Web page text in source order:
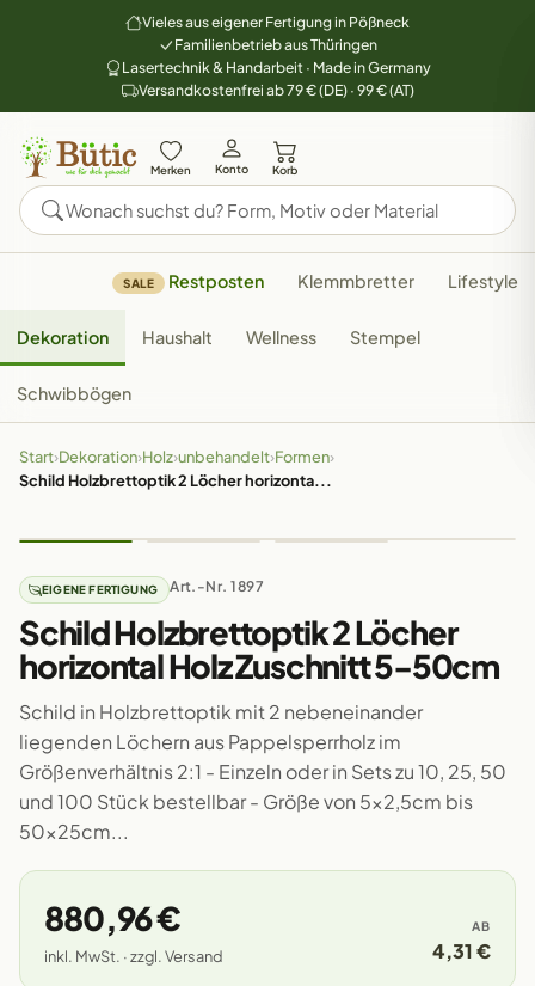
Vieles aus eigener Fertigung in Pößneck
Familienbetrieb aus Thüringen
Lasertechnik & Handarbeit · Made in Germany
Versandkostenfrei ab 79 € (DE) · 99 € (AT)
Merken Konto Korb
SALE Restposten Klemmbretter Lifestyle
Dekoration Haushalt Wellness Stempel
Schwibbögen
Start›Dekoration›Holz›unbehandelt›Formen›
Schild Holzbrettoptik 2 Löcher horizonta...
EIGENE FERTIGUNG Art.-Nr. 1897
Schild Holzbrettoptik 2 Löcher
horizontal Holz Zuschnitt 5-50cm
Schild in Holzbrettoptik mit 2 nebeneinander
liegenden Löchern aus Pappelsperrholz im
Größenverhältnis 2:1 - Einzeln oder in Sets zu 10, 25, 50
und 100 Stück bestellbar - Größe von 5x2,5cm bis
50x25cm...
880,96 €
inkl. MwSt. · zzgl. Versand
AB
4,31 €